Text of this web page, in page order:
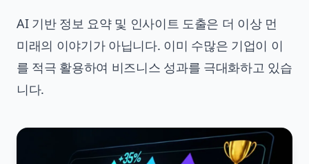
AI 기반 정보 요약 및 인사이트 도출은 더 이상 먼
미래의 이야기가 아닙니다. 이미 수많은 기업이 이
를 적극 활용하여 비즈니스 성과를 극대화하고 있습
니다.